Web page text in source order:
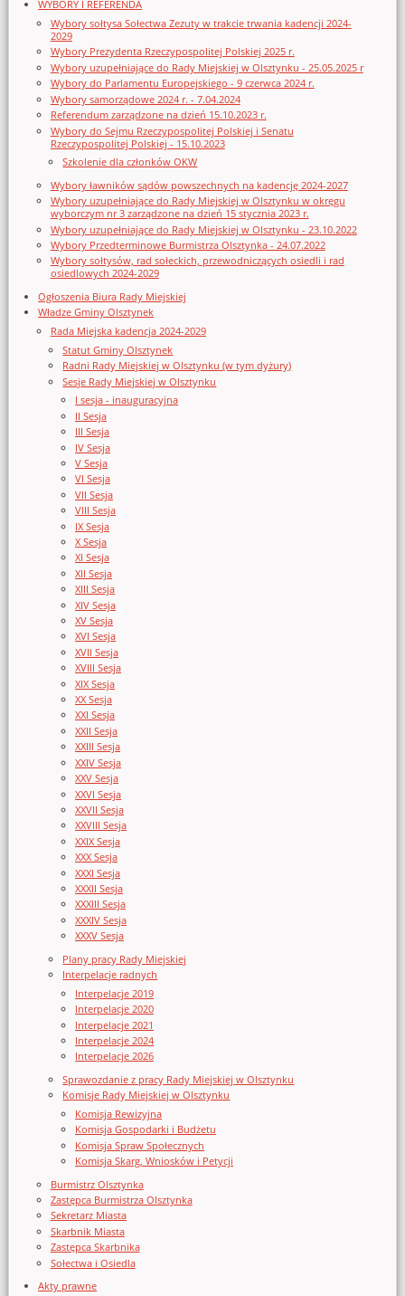
WYBORY I REFERENDA
Wybory sołtysa Sołectwa Zezuty w trakcie trwania kadencji 2024-
2029
Wybory Prezydenta Rzeczypospolitej Polskiej 2025 r.
Wybory uzupełniające do Rady Miejskiej w Olsztynku - 25.05.2025 r
Wybory do Parlamentu Europejskiego - 9 czerwca 2024 r.
Wybory samorządowe 2024 r. - 7.04.2024
Referendum zarządzone na dzień 15.10.2023 r.
Wybory do Sejmu Rzeczypospolitej Polskiej i Senatu
Rzeczypospolitej Polskiej - 15.10.2023
Szkolenie dla członków OKW
Wybory ławników sądów powszechnych na kadencję 2024-2027
Wybory uzupełniające do Rady Miejskiej w Olsztynku w okręgu
wyborczym nr 3 zarządzone na dzień 15 stycznia 2023 r.
Wybory uzupełniające do Rady Miejskiej w Olsztynku - 23.10.2022
Wybory Przedterminowe Burmistrza Olsztynka - 24.07.2022
Wybory sołtysów, rad sołeckich, przewodniczących osiedli i rad
osiedlowych 2024-2029
Ogłoszenia Biura Rady Miejskiej
Władze Gminy Olsztynek
Rada Miejska kadencja 2024-2029
Statut Gminy Olsztynek
Radni Rady Miejskiej w Olsztynku (w tym dyżury)
Sesje Rady Miejskiej w Olsztynku
I sesja - inauguracyjna
II Sesja
III Sesja
IV Sesja
V Sesja
VI Sesja
VII Sesja
VIII Sesja
IX Sesja
X Sesja
XI Sesja
XII Sesja
XIII Sesja
XIV Sesja
XV Sesja
XVI Sesja
XVII Sesja
XVIII Sesja
XIX Sesja
XX Sesja
XXI Sesja
XXII Sesja
XXIII Sesja
XXIV Sesja
XXV Sesja
XXVI Sesja
XXVII Sesja
XXVIII Sesja
XXIX Sesja
XXX Sesja
XXXI Sesja
XXXII Sesja
XXXIII Sesja
XXXIV Sesja
XXXV Sesja
Plany pracy Rady Miejskiej
Interpelacje radnych
Interpelacje 2019
Interpelacje 2020
Interpelacje 2021
Interpelacje 2024
Interpelacje 2026
Sprawozdanie z pracy Rady Miejskiej w Olsztynku
Komisje Rady Miejskiej w Olsztynku
Komisja Rewizyjna
Komisja Gospodarki i Budżetu
Komisja Spraw Społecznych
Komisja Skarg, Wniosków i Petycji
Burmistrz Olsztynka
Zastępca Burmistrza Olsztynka
Sekretarz Miasta
Skarbnik Miasta
Zastępca Skarbnika
Sołectwa i Osiedla
Akty prawne